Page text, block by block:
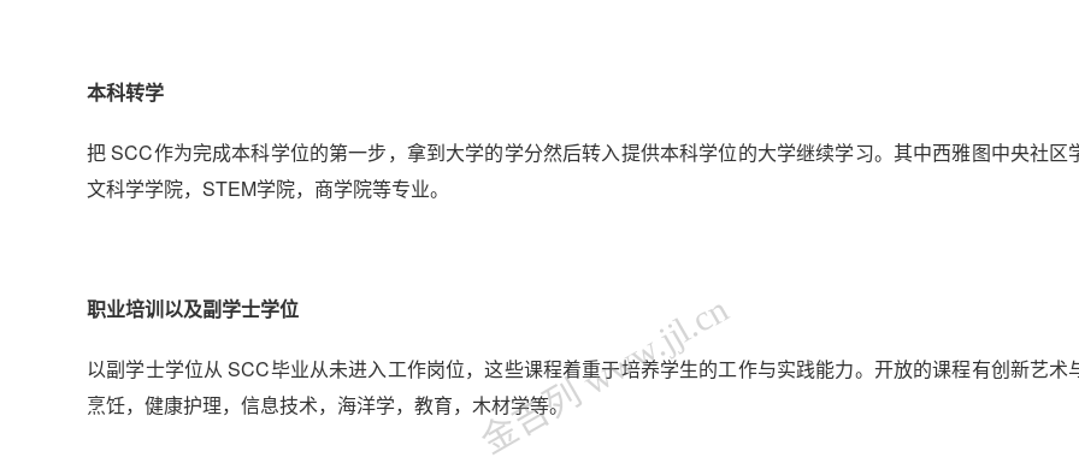
本科转学
把 SCC作为完成本科学位的第一步，拿到大学的学分然后转入提供本科学位的大学继续学习。其中西雅图中央社区
文科学学院，STEM学院，商学院等专业。
职业培训以及副学士学位
以副学士学位从 SCC毕业从未进入工作岗位，这些课程着重于培养学生的工作与实践能力。开放的课程有创新艺术
烹饪，健康护理，信息技术，海洋学，教育，木材学等。金吉列 www.jjl.cn